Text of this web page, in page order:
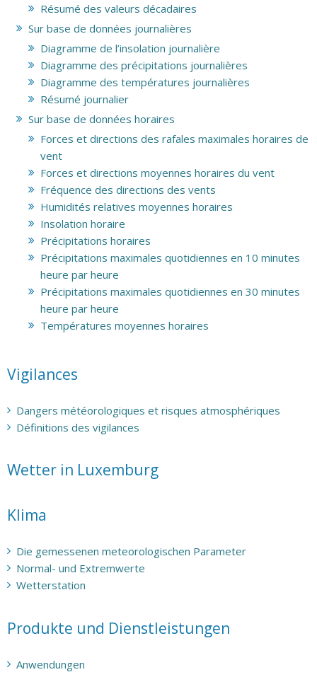
Résumé des valeurs décadaires
Sur base de données journalières
Diagramme de l’insolation journalière
Diagramme des précipitations journalières
Diagramme des températures journalières
Résumé journalier
Sur base de données horaires
Forces et directions des rafales maximales horaires de
vent
Forces et directions moyennes horaires du vent
Fréquence des directions des vents
Humidités relatives moyennes horaires
Insolation horaire
Précipitations horaires
Précipitations maximales quotidiennes en 10 minutes
heure par heure
Précipitations maximales quotidiennes en 30 minutes
heure par heure
Températures moyennes horaires
Vigilances
Dangers météorologiques et risques atmosphériques
Définitions des vigilances
Wetter in Luxemburg
Klima
Die gemessenen meteorologischen Parameter
Normal- und Extremwerte
Wetterstation
Produkte und Dienstleistungen
Anwendungen